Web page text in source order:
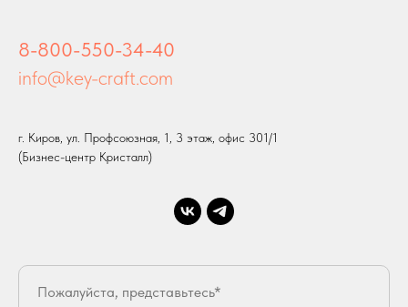
8-800-550-34-40
info@key-craft.com
г. Киров, ул. Профсоюзная, 1, 3 этаж, офис 301/1
(Бизнес-центр Кристалл)